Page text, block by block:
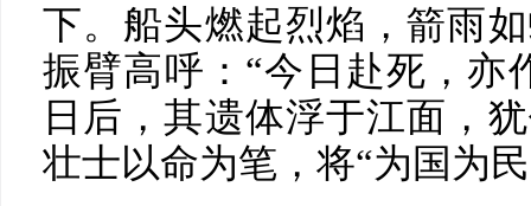
下。船头燃起烈焰，箭雨
振臂高呼：“今日赴死，亦
日后，其遗体浮于江面，
壮士以命为笔，将“为国为